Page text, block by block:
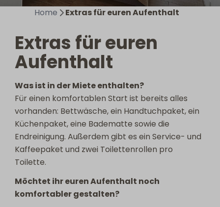
Home Extras für euren Aufenthalt
Extras für euren
Aufenthalt
Was ist in der Miete enthalten?
Für einen komfortablen Start ist bereits alles
vorhanden: Bettwäsche, ein Handtuchpaket, ein
Küchenpaket, eine Badematte sowie die
Endreinigung. Außerdem gibt es ein Service- und
Kaffeepaket und zwei Toilettenrollen pro
Toilette.
Möchtet ihr euren Aufenthalt noch
komfortabler gestalten?